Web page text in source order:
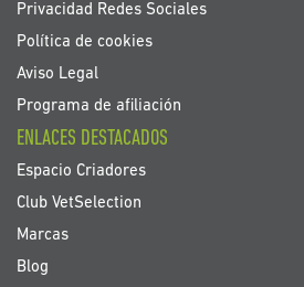
Privacidad Redes Sociales
Política de cookies
Aviso Legal
Programa de afiliación
ENLACES DESTACADOS
Espacio Criadores
Club VetSelection
Marcas
Blog